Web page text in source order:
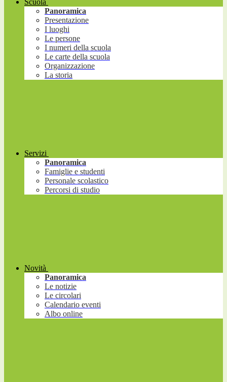
Scuola
Panoramica
Presentazione
I luoghi
Le persone
I numeri della scuola
Le carte della scuola
Organizzazione
La storia
Servizi
Panoramica
Famiglie e studenti
Personale scolastico
Percorsi di studio
Novità
Panoramica
Le notizie
Le circolari
Calendario eventi
Albo online